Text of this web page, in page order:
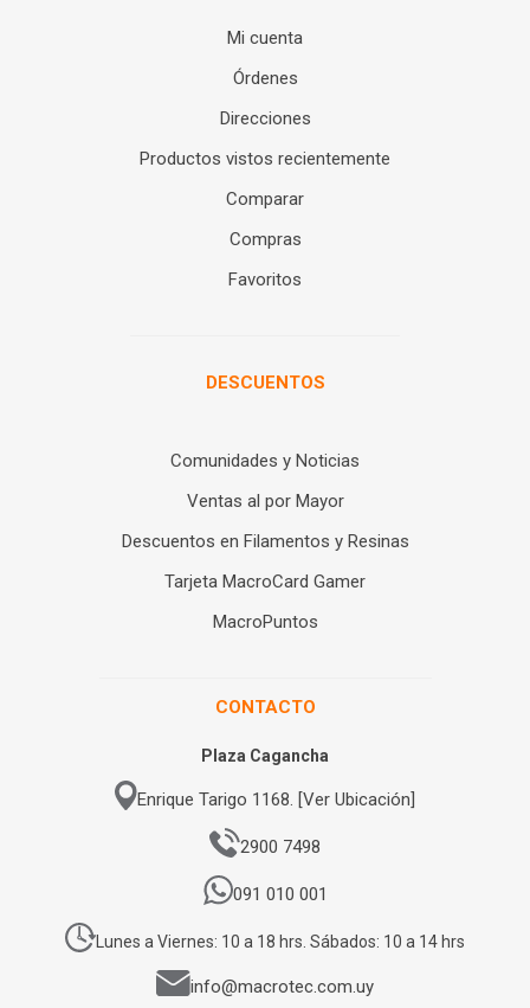
Mi cuenta
Órdenes
Direcciones
Productos vistos recientemente
Comparar
Compras
Favoritos
DESCUENTOS
Comunidades y Noticias
Ventas al por Mayor
Descuentos en Filamentos y Resinas
Tarjeta MacroCard Gamer
MacroPuntos
CONTACTO
Plaza Cagancha
Enrique Tarigo 1168. [Ver Ubicación]
2900 7498
091 010 001
Lunes a Viernes: 10 a 18 hrs. Sábados: 10 a 14 hrs
info@macrotec.com.uy